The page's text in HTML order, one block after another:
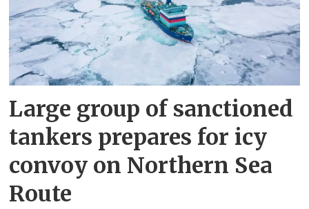
Large group of sanctioned
tankers prepares for icy
convoy on Northern Sea
Route